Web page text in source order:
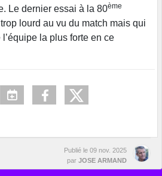
Le dernier essai à la 80ème
lourd au vu du match mais qui
la plus forte en ce
Publié le 09 nov. 2025
par JOSE ARMAND